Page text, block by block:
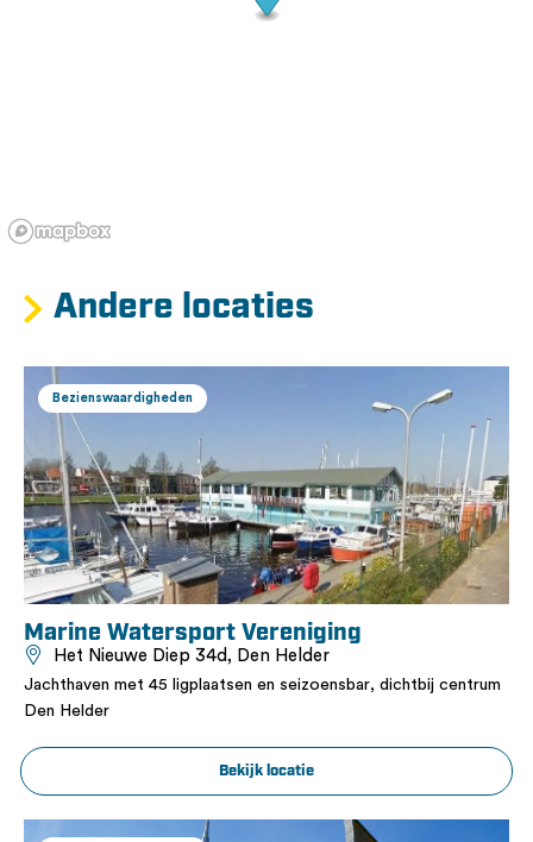
Andere locaties
Bezienswaardigheden
Marine Watersport Vereniging
Het Nieuwe Diep 34d, Den Helder
Jachthaven met 45 ligplaatsen en seizoensbar, dichtbij centrum
Den Helder
Bekijk locatie